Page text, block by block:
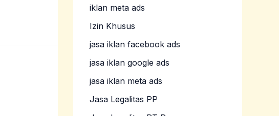
iklan meta ads
Izin Khusus
jasa iklan facebook ads
jasa iklan google ads
jasa iklan meta ads
Jasa Legalitas PP